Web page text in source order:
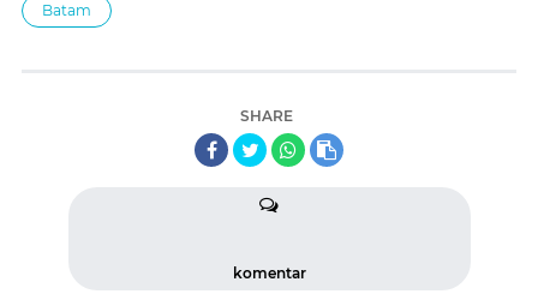
Batam
SHARE
komentar